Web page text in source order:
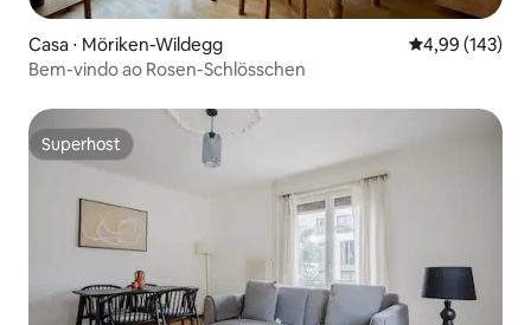
Casa ⋅ Möriken-Wildegg 4,99 de uma
4,99 (143)
Bem-vindo ao Rosen-Schlösschen
Superhost
Superhost